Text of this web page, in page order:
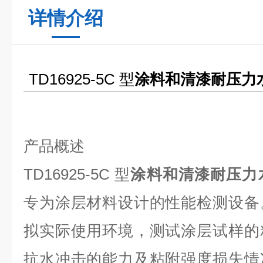
详情介绍
TD16925-5C 型涂料和清漆耐压力
产品概述
TD16925-5C型涂料和清漆耐压
专为涂层材料设计的性能检测设
拟实际使用环境，测试涂层试样
抗水冲击的能力及粘附强度损失